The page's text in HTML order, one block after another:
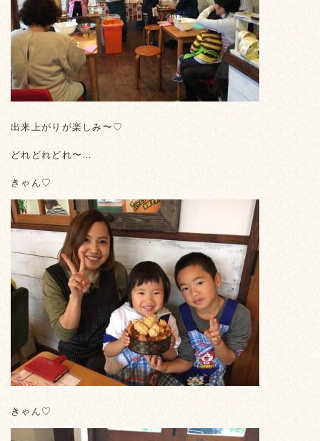
出来上がりが楽しみ〜♡
どれどれどれ〜…
きゃん♡
きゃん♡